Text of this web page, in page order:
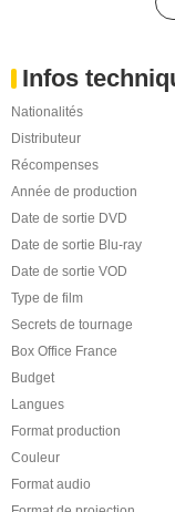
Infos
Nationalités
Distributeur
Récompenses
Année de production
Date de sortie DVD
Date de sortie Blu-ray
Date de sortie VOD
Type de film
Secrets de tournage
Box Office France
Budget
Langues
Format production
Couleur
Format audio